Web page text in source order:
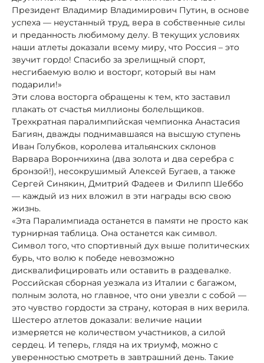
Президент Владимир Владимирович Путин, в основе
успеха — неустанный труд, вера в собственные силы
и преданность любимому делу. В текущих условиях
наши атлеты доказали всему миру, что Россия – это
звучит гордо! Спасибо за зрелищный спорт,
несгибаемую волю и восторг, который вы нам
подарили!»
Эти слова восторга обращены к тем, кто заставил
плакать от счастья миллионы болельщиков.
Трехкратная паралимпийская чемпионка Анастасия
Багиян, дважды поднимавшаяся на высшую ступень
Иван Голубков, королева итальянских склонов
Варвара Ворончихина (два золота и два серебра с
бронзой!), несокрушимый Алексей Бугаев, а также
Сергей Синякин, Дмитрий Фадеев и Филипп Шеббо
— каждый из них вложил в эти награды всю свою
жизнь.
«Эта Паралимпиада останется в памяти не просто как
турнирная таблица. Она останется как символ.
Символ того, что спортивный дух выше политических
бурь, что волю к победе невозможно
дисквалифицировать или оставить в раздевалке.
Российская сборная уезжала из Италии с багажом,
полным золота, но главное, что они увезли с собой —
это чувство гордости за страну, которая в них верила.
Шестеро атлетов доказали: величие нации
измеряется не количеством участников, а силой
сердец. И теперь, глядя на их триумф, можно с
уверенностью смотреть в завтрашний день. Такие